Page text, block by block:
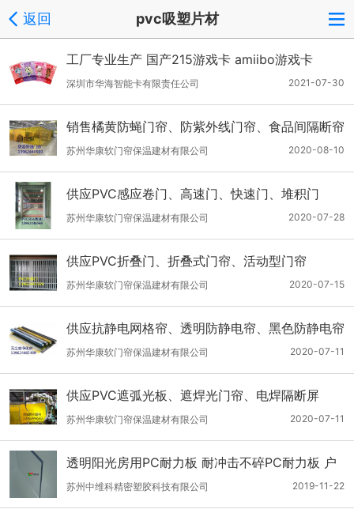
返回 pvc吸塑片材
工厂专业生产 国产215游戏卡 amiibo游戏卡
2021-07-30
深圳市华海智能卡有限责任公司
销售橘黄防蝇门帘、防紫外线门帘、食品间隔断帘
2020-08-10
苏州华康软门帘保温建材有限公司
供应PVC感应卷门、高速门、快速门、堆积门
2020-07-28
苏州华康软门帘保温建材有限公司
供应PVC折叠门、折叠式门帘、活动型门帘
2020-07-15
苏州华康软门帘保温建材有限公司
供应抗静电网格帘、透明防静电帘、黑色防静电帘
2020-07-11
苏州华康软门帘保温建材有限公司
供应PVC遮弧光板、遮焊光门帘、电焊隔断屏
2020-07-11
苏州华康软门帘保温建材有限公司
透明阳光房用PC耐力板 耐冲击不碎PC耐力板 户
外可使用十年
2019-11-22
苏州中维科精密塑胶科技有限公司